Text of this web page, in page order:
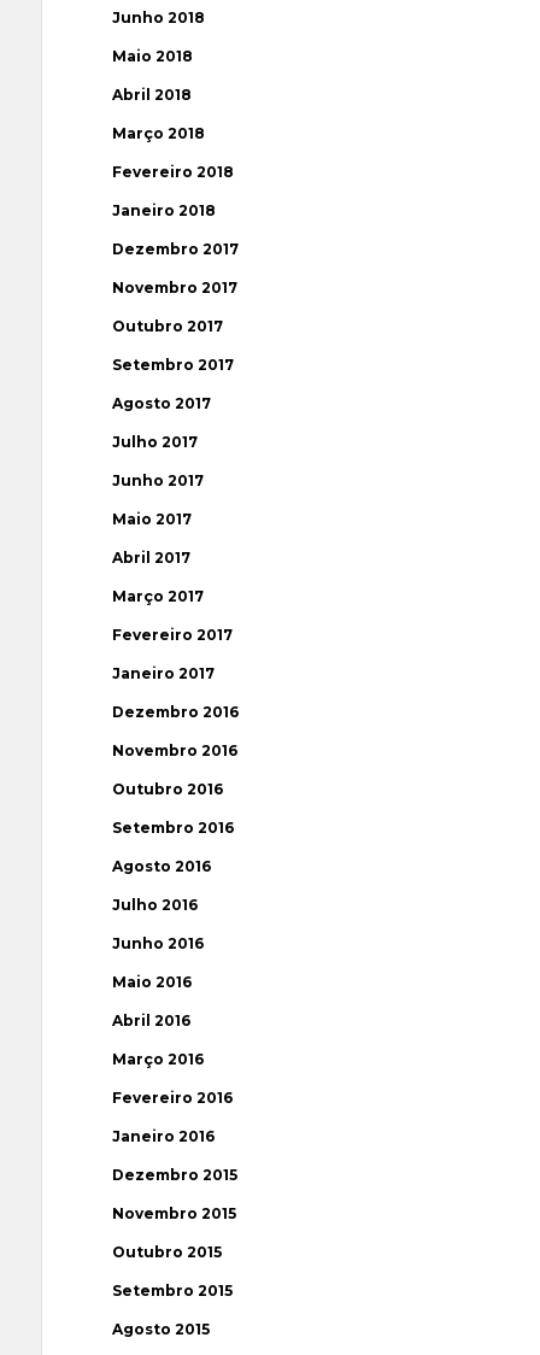
Junho 2018
Maio 2018
Abril 2018
Março 2018
Fevereiro 2018
Janeiro 2018
Dezembro 2017
Novembro 2017
Outubro 2017
Setembro 2017
Agosto 2017
Julho 2017
Junho 2017
Maio 2017
Abril 2017
Março 2017
Fevereiro 2017
Janeiro 2017
Dezembro 2016
Novembro 2016
Outubro 2016
Setembro 2016
Agosto 2016
Julho 2016
Junho 2016
Maio 2016
Abril 2016
Março 2016
Fevereiro 2016
Janeiro 2016
Dezembro 2015
Novembro 2015
Outubro 2015
Setembro 2015
Agosto 2015